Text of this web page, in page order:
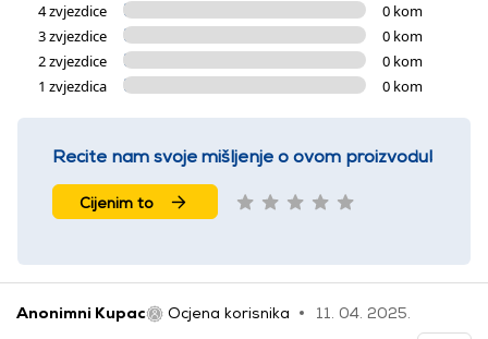
4 zvjezdice
0 kom
3 zvjezdice
0 kom
2 zvjezdice
0 kom
1 zvjezdica
0 kom
Recite nam svoje mišljenje o ovom proizvodu!
Cijenim to
Anonimni Kupac Ocjena korisnika
11. 04. 2025.